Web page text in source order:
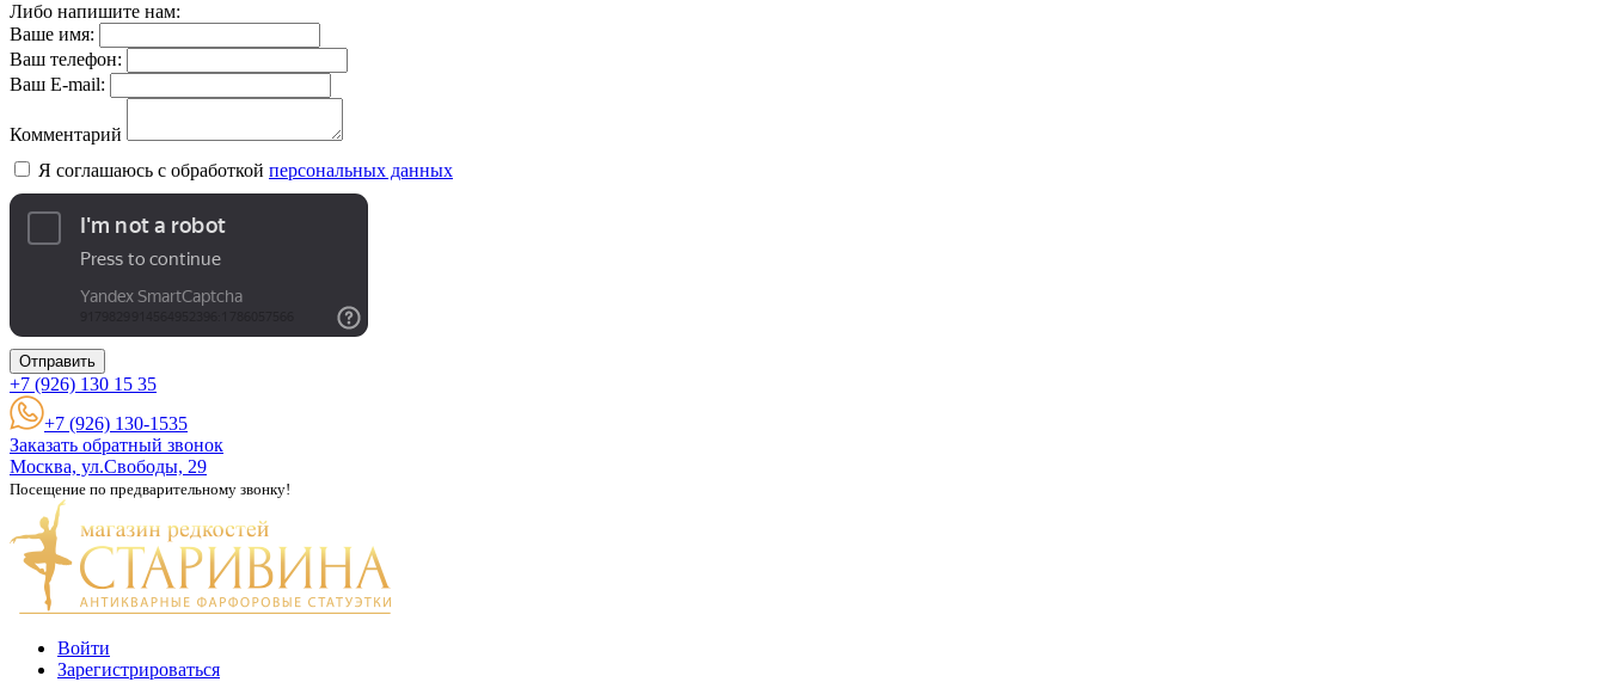
Либо напишите нам:
Ваше имя:
Ваш телефон:
Ваш E-mail:
Комментарий
Я соглашаюсь с обработкой персональных данных
Отправить
+7 (926) 130 15 35
+7 (926) 130-1535
Заказать обратный звонок
Москва, ул.Свободы, 29
Посещение по предварительному звонку!
Войти
Зарегистрироваться